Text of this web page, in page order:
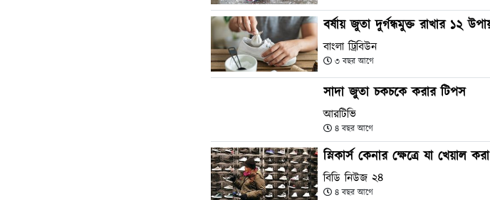
বর্ষায় জুতা দুর্গন্ধমুক্ত রাখার ১২
বাংলা ট্রিবিউন
৩ বছর আগে
সাদা জুতা চকচকে করার টিপস
আরটিভি
৪ বছর আগে
স্নিকার্স কেনার ক্ষেত্রে যা খেয়াল
বিডি নিউজ ২৪
৪ বছর আগে